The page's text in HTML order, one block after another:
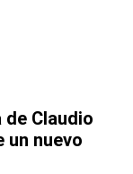
Claudio
un nuevo